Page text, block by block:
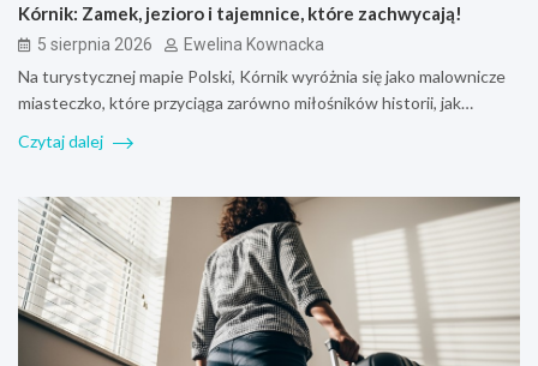
Kórnik: Zamek, jezioro i tajemnice, które zachwycają!
5 sierpnia 2026 Ewelina Kownacka
Na turystycznej mapie Polski, Kórnik wyróżnia się jako malownicze
miasteczko, które przyciąga zarówno miłośników historii, jak…
Czytaj dalej